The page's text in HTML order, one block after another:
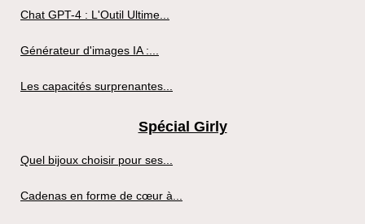
Chat GPT-4 : L'Outil Ultime...
Générateur d'images IA :...
Les capacités surprenantes...
Spécial Girly
Quel bijoux choisir pour ses...
Cadenas en forme de cœur à...